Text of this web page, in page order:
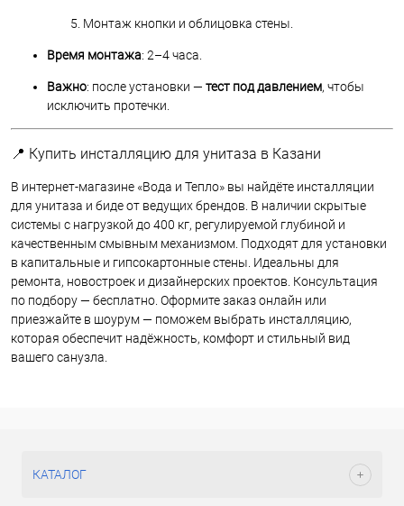
Монтаж кнопки и облицовка стены.
Время монтажа: 2–4 часа.
Важно: после установки — тест под давлением, чтобы
исключить протечки.
📍 Купить инсталляцию для унитаза в Казани
В интернет-магазине «Вода и Тепло» вы найдёте инсталляции
для унитаза и биде от ведущих брендов. В наличии скрытые
системы с нагрузкой до 400 кг, регулируемой глубиной и
качественным смывным механизмом. Подходят для установки
в капитальные и гипсокартонные стены. Идеальны для
ремонта, новостроек и дизайнерских проектов. Консультация
по подбору — бесплатно. Оформите заказ онлайн или
приезжайте в шоурум — поможем выбрать инсталляцию,
которая обеспечит надёжность, комфорт и стильный вид
вашего санузла.
КАТАЛОГ